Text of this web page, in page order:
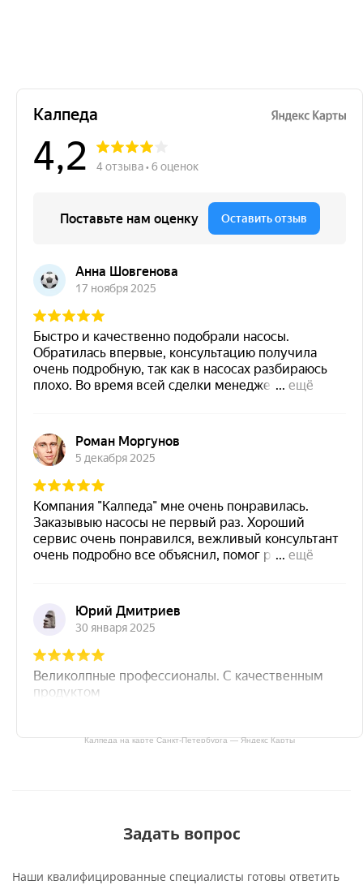
Калпеда на карте Санкт‑Петербурга — Яндекс Карты
Задать вопрос
Наши квалифицированные специалисты готовы ответить